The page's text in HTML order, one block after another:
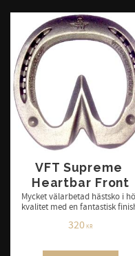
VFT Supreme
Heartbar Front
Mycket välarbetad hästsko i
kvalitet med en fantastisk
320KR